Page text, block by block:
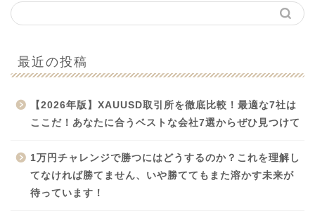
最近の投稿
【2026年版】XAUUSD取引所を徹底比較！最適な7社は
ここだ！あなたに合うベストな会社7選からぜひ見つけて
1万円チャレンジで勝つにはどうするのか？これを理解し
てなければ勝てません、いや勝ててもまた溶かす未来が
待っています！